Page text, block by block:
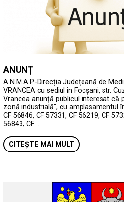
ANUNȚ
A.N.M.A.P.-Direcția Județeană de
VRANCEA cu sediul în Focșani, str.
Vrancea anunță publicul interesat că
zonă industrială", cu amplasamentul
CF 56846, CF 57331, CF 56219, CF
56843, CF …
CITEȘTE MAI MULT